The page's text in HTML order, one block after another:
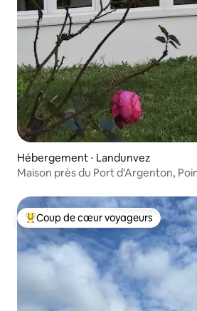
Hébergement ⋅ Landunvez
Maison près du Port d'Argenton,
Coups de cœur voyageurs les plus
Coup de cœur voyageurs